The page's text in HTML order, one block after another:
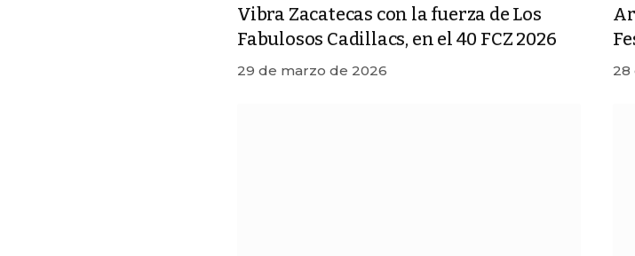
Vibra Zacatecas con la fuerza de Los
Fabulosos Cadillacs, en el 40 FCZ 2026
29 de marzo de 2026 28